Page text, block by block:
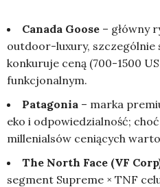
Canada Goose – główny
outdoor-luxury, szczególnie
konkuruje ceną (700-1500
funkcjonalnym.
Patagonia – marka
eko i odpowiedzialność;
millenialsów ceniących
The North Face (VF
segment Supreme × TNF